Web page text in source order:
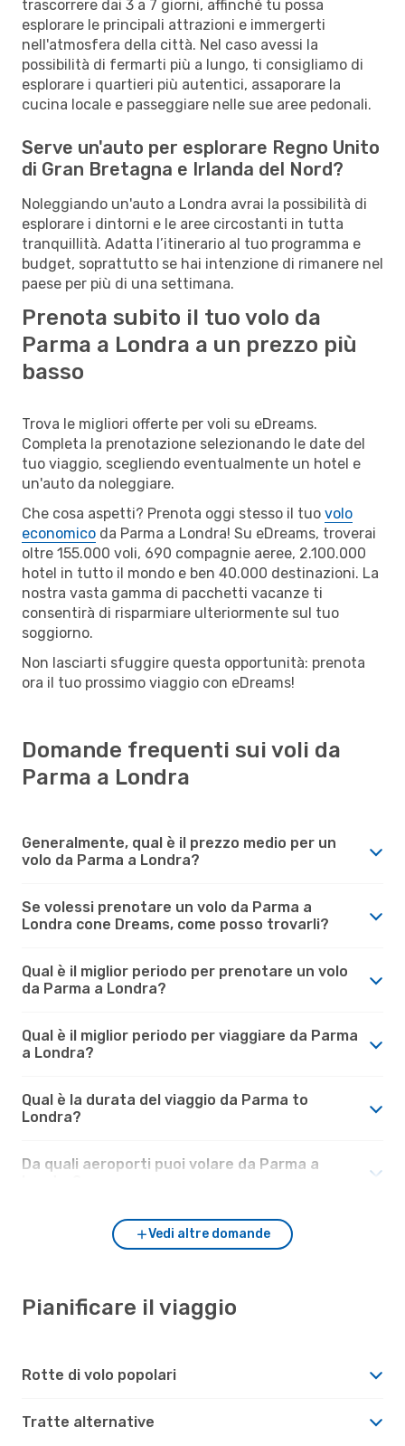
trascorrere dai 3 a 7 giorni, affinché tu possa
esplorare le principali attrazioni e immergerti
nell'atmosfera della città. Nel caso avessi la
possibilità di fermarti più a lungo, ti consigliamo di
esplorare i quartieri più autentici, assaporare la
cucina locale e passeggiare nelle sue aree pedonali.
Serve un'auto per esplorare Regno Unito
di Gran Bretagna e Irlanda del Nord?
Noleggiando un'auto a Londra avrai la possibilità di
esplorare i dintorni e le aree circostanti in tutta
tranquillità. Adatta l’itinerario al tuo programma e
budget, soprattutto se hai intenzione di rimanere nel
paese per più di una settimana.
Prenota subito il tuo volo da
Parma a Londra a un prezzo più
basso
Trova le migliori offerte per voli su eDreams.
Completa la prenotazione selezionando le date del
tuo viaggio, scegliendo eventualmente un hotel e
un'auto da noleggiare.
Che cosa aspetti? Prenota oggi stesso il tuo volo
economico da Parma a Londra! Su eDreams, troverai
oltre 155.000 voli, 690 compagnie aeree, 2.100.000
hotel in tutto il mondo e ben 40.000 destinazioni. La
nostra vasta gamma di pacchetti vacanze ti
consentirà di risparmiare ulteriormente sul tuo
soggiorno.
Non lasciarti sfuggire questa opportunità: prenota
ora il tuo prossimo viaggio con eDreams!
Domande frequenti sui voli da
Parma a Londra
Generalmente, qual è il prezzo medio per un
volo da Parma a Londra?
Se volessi prenotare un volo da Parma a
Londra cone Dreams, come posso trovarli?
Qual è il miglior periodo per prenotare un volo
da Parma a Londra?
Qual è il miglior periodo per viaggiare da Parma
a Londra?
Qual è la durata del viaggio da Parma to
Londra?
Da quali aeroporti puoi volare da Parma a
Vedi altre domande
Pianificare il viaggio
Rotte di volo popolari
Tratte alternative